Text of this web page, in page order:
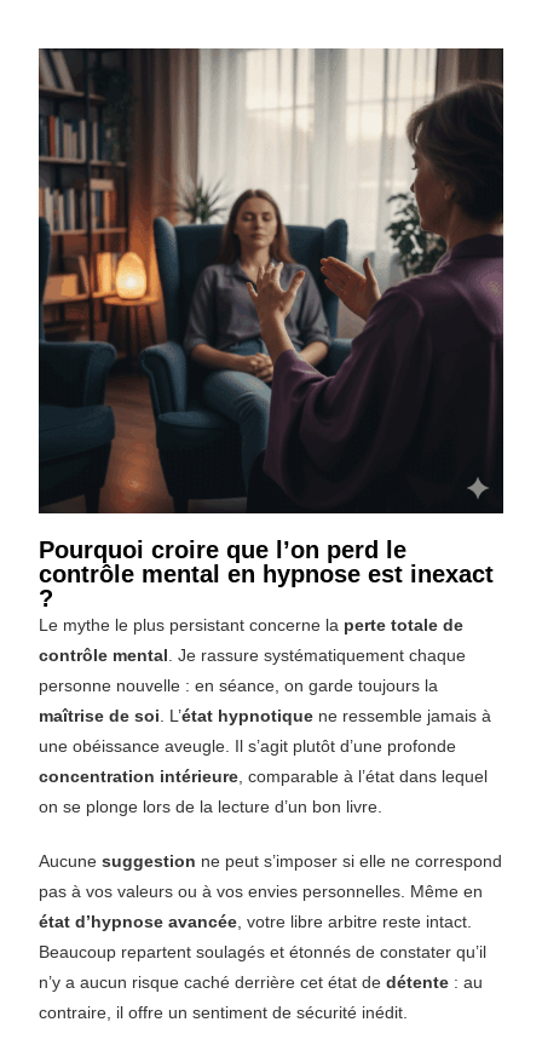
Pourquoi croire que l’on perd le
contrôle mental en hypnose est inexact
?
Le mythe le plus persistant concerne la perte totale de
contrôle mental . Je rassure systématiquement chaque
personne nouvelle : en séance, on garde toujours la
maîtrise de soi . L’état hypnotique ne ressemble jamais à
une obéissance aveugle. Il s’agit plutôt d’une profonde
concentration intérieure , comparable à l’état dans lequel
on se plonge lors de la lecture d’un bon livre.
Aucunesuggestion ne peut s’imposer si elle ne correspond
pas à vos valeurs ou à vos envies personnelles. Même en
état d’hypnose avancée , votre libre arbitre reste intact.
Beaucoup repartent soulagés et étonnés de constater qu’il
n’y a aucun risque caché derrière cet état dedétente : au
contraire, il offre un sentiment de sécurité inédit.